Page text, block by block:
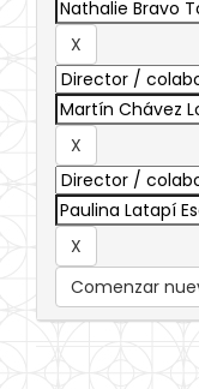
Comenzar